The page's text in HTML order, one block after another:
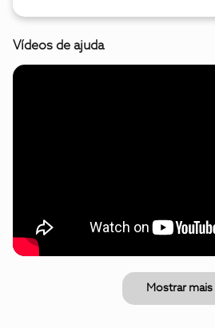
Vídeos de ajuda
Mostrar mais